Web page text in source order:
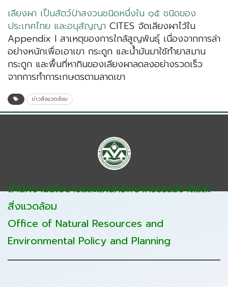
เลียงผา เป็นสัตว์ป่าสงวนชนิดหนึ่งใน ๑๕ ชนิดของ
ประเทศไทย และอนุสัญญา CITES จัดเลียงผาไว้ใน
Appendix I สาเหตุของการใกล้สูญพันธุ์ เนื่องจากการล่า
อย่างหนักเพื่อเอาเขา กระดูก และน้ำมันมาใช้ทำยาสมาน
กระดูก และพื้นที่หากินของเลียงผาลดลงอย่างรวดเร็ว
จากการทำการเกษตรตามลาดเขา
ข่าวสิ่งแวดล้อม
สำนักงานนโยบายและแผนทรัพยากรธรรมชาติและ
สิ่งแวดล้อม
Office of Natural Resources and
Environmental Policy and Planning